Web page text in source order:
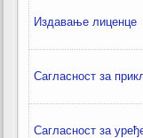
Издавање лиценце
Сагласност за
Сагласност за